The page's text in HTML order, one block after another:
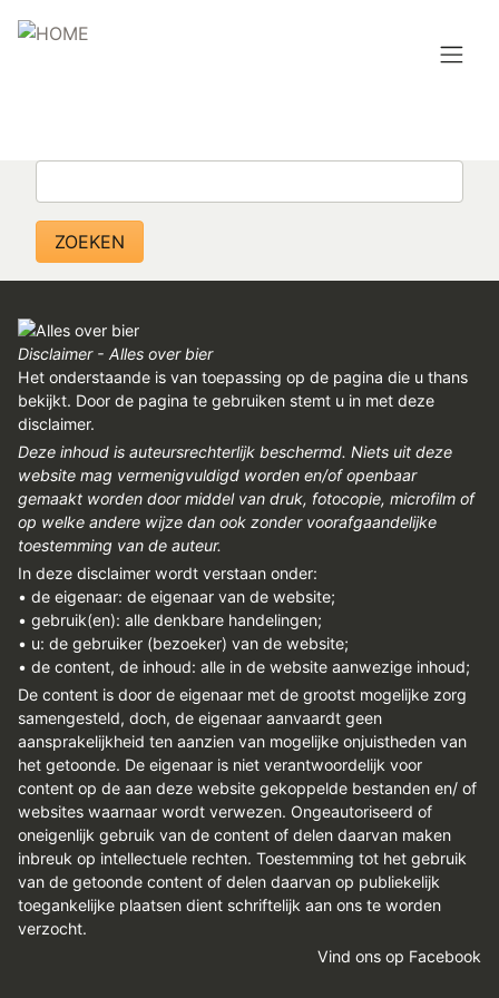
en
Topmenu
INLOGGEN
REGISTREREN
ADVERTEREN
MELDPUNT
PERS/PUBLICATIES
FACEBOOK
LINKS
AGENDA
CONTACT
Disclaimer - Alles over bier
Het onderstaande is van toepassing op de pagina die u thans
bekijkt. Door de pagina te gebruiken stemt u in met deze
disclaimer.
Deze inhoud is auteursrechterlijk beschermd. Niets uit deze
website mag vermenigvuldigd worden en/of openbaar
gemaakt worden door middel van druk, fotocopie, microfilm of
op welke andere wijze dan ook zonder voorafgaandelijke
toestemming van de auteur.
In deze disclaimer wordt verstaan onder:
• de eigenaar: de eigenaar van de website;
• gebruik(en): alle denkbare handelingen;
• u: de gebruiker (bezoeker) van de website;
• de content, de inhoud: alle in de website aanwezige inhoud;
De content is door de eigenaar met de grootst mogelijke zorg
samengesteld, doch, de eigenaar aanvaardt geen
aansprakelijkheid ten aanzien van mogelijke onjuistheden van
het getoonde. De eigenaar is niet verantwoordelijk voor
content op de aan deze website gekoppelde bestanden en/ of
websites waarnaar wordt verwezen. Ongeautoriseerd of
oneigenlijk gebruik van de content of delen daarvan maken
inbreuk op intellectuele rechten. Toestemming tot het gebruik
van de getoonde content of delen daarvan op publiekelijk
toegankelijke plaatsen dient schriftelijk aan ons te worden
verzocht.
Vind ons op Facebook